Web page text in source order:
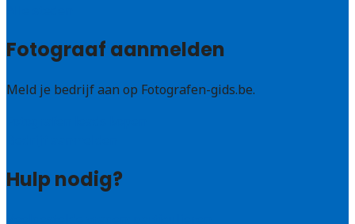
Fotograaf aanmelden
Meld je bedrijf aan op Fotografen-gids.be.
Hulp nodig?